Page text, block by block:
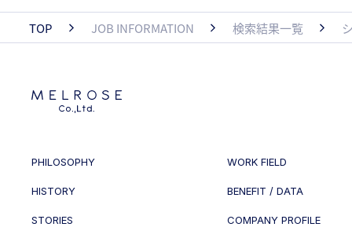
TOP JOB INFORMATION 検索結果一覧
PHILOSOPHY
HISTORY
STORIES
WORK FIELD
BENEFIT / DATA
COMPANY PROFILE